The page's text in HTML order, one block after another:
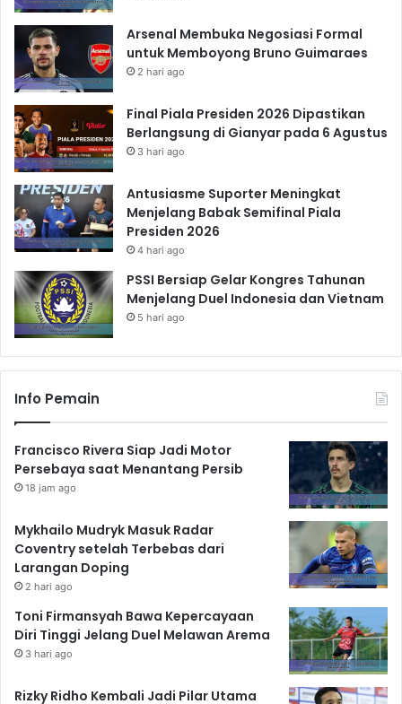
Arsenal Membuka Negosiasi Formal
untuk Memboyong Bruno Guimaraes
2 hari ago
Final Piala Presiden 2026 Dipastikan
Berlangsung di Gianyar pada 6 Agustus
3 hari ago
Antusiasme Suporter Meningkat
Menjelang Babak Semifinal Piala
Presiden 2026
4 hari ago
PSSI Bersiap Gelar Kongres Tahunan
Menjelang Duel Indonesia dan Vietnam
5 hari ago
Info Pemain
Francisco Rivera Siap Jadi Motor
Persebaya saat Menantang Persib
18 jam ago
Mykhailo Mudryk Masuk Radar
Coventry setelah Terbebas dari
Larangan Doping
2 hari ago
Toni Firmansyah Bawa Kepercayaan
Diri Tinggi Jelang Duel Melawan Arema
3 hari ago
Rizky Ridho Kembali Jadi Pilar Utama